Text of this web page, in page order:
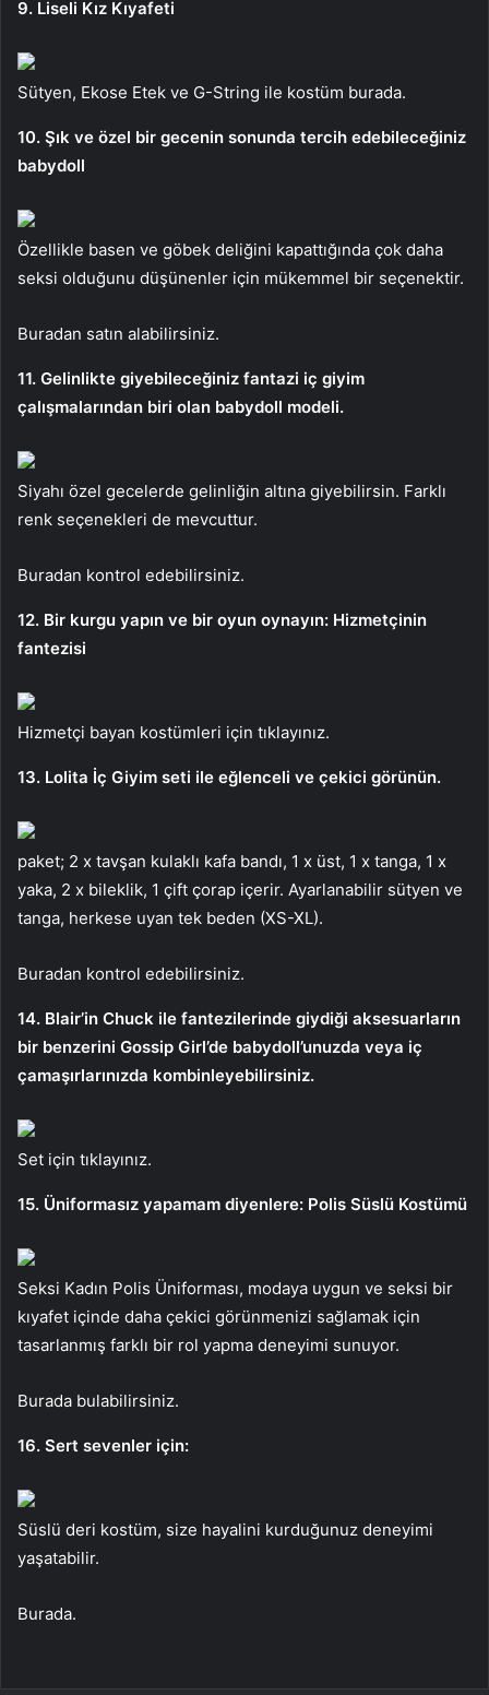
9. Liseli Kız Kıyafeti
Sütyen, Ekose Etek ve G-String ile kostüm burada.
10. Şık ve özel bir gecenin sonunda tercih edebileceğiniz
babydoll
Özellikle basen ve göbek deliğini kapattığında çok daha
seksi olduğunu düşünenler için mükemmel bir seçenektir.
Buradan satın alabilirsiniz.
11. Gelinlikte giyebileceğiniz fantazi iç giyim
çalışmalarından biri olan babydoll modeli.
Siyahı özel gecelerde gelinliğin altına giyebilirsin. Farklı
renk seçenekleri de mevcuttur.
Buradan kontrol edebilirsiniz.
12. Bir kurgu yapın ve bir oyun oynayın: Hizmetçinin
fantezisi
Hizmetçi bayan kostümleri için tıklayınız.
13. Lolita İç Giyim seti ile eğlenceli ve çekici görünün.
paket; 2 x tavşan kulaklı kafa bandı, 1 x üst, 1 x tanga, 1 x
yaka, 2 x bileklik, 1 çift çorap içerir. Ayarlanabilir sütyen ve
tanga, herkese uyan tek beden (XS-XL).
Buradan kontrol edebilirsiniz.
14. Blair’in Chuck ile fantezilerinde giydiği aksesuarların
bir benzerini Gossip Girl’de babydoll’unuzda veya iç
çamaşırlarınızda kombinleyebilirsiniz.
Set için tıklayınız.
15. Üniformasız yapamam diyenlere: Polis Süslü Kostümü
Seksi Kadın Polis Üniforması, modaya uygun ve seksi bir
kıyafet içinde daha çekici görünmenizi sağlamak için
tasarlanmış farklı bir rol yapma deneyimi sunuyor.
Burada bulabilirsiniz.
16. Sert sevenler için:
Süslü deri kostüm, size hayalini kurduğunuz deneyimi
yaşatabilir.
Burada.